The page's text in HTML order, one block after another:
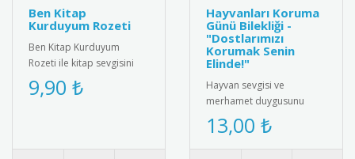
Ben Kitap
Kurduyum Rozeti
Ben Kitap Kurduyum
Rozeti ile kitap sevgisini
teşvik edin! Öğrencilere ve
kitap tutkunlarına özel ta..
9,90 ₺
Hayvanları Koruma
Günü Bilekliği -
"Dostlarımızı
Korumak Senin
Elinde!"
Hayvan sevgisi ve
merhamet duygusunu
pekiştirmek için
tasarlanmış özel bir
hediye kartı ve bileklik ..
13,00 ₺